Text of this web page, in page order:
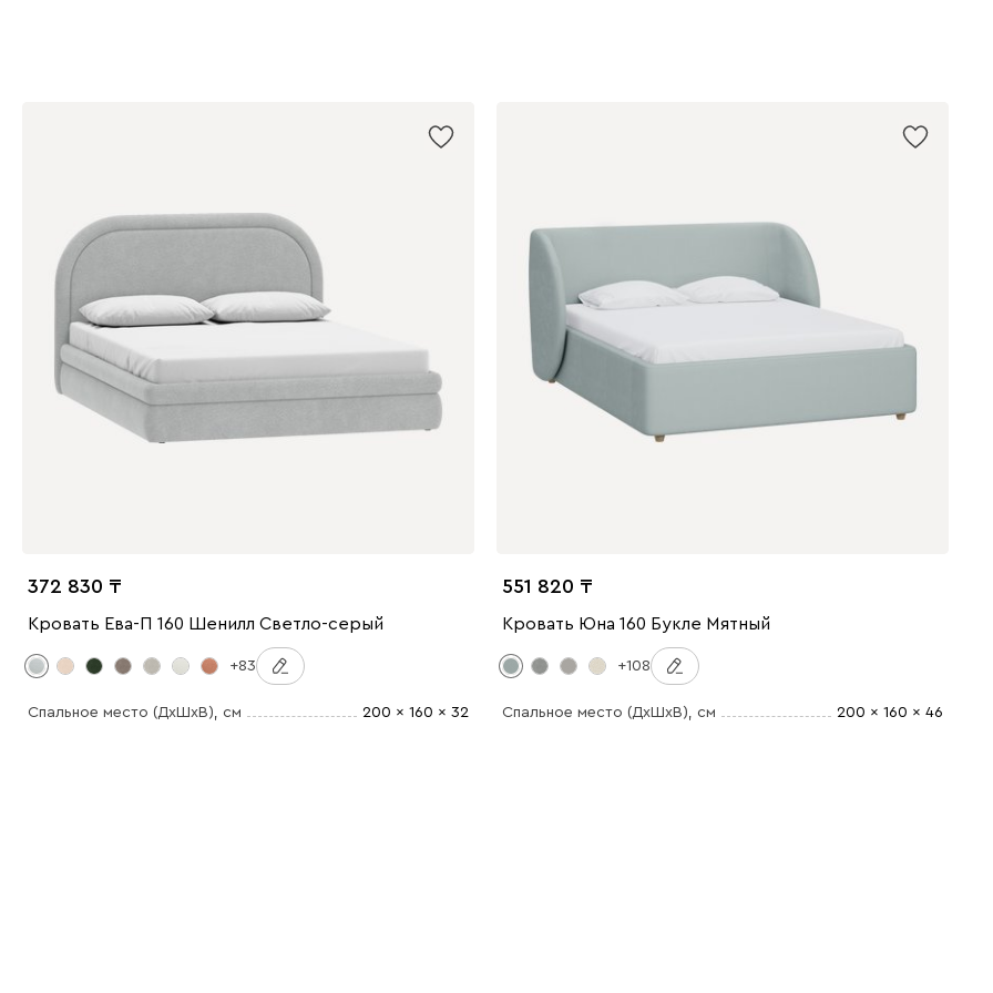
372 830
Кровать Ева-П 160 Шенилл Светло-серый
+83
Спальное место (ДхШхВ), см 200 x 160 x 32
551 820
Кровать Юна 160 Букле Мятный
+108
Спальное место (ДхШхВ), см 200 x 160 x 46